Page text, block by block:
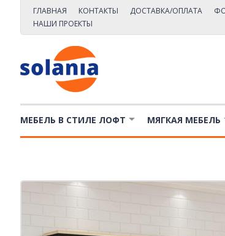
ГЛАВНАЯ КОНТАКТЫ ДОСТАВКА/ОПЛАТА
НАШИ ПРОЕКТЫ
МЕБЕЛЬ В СТИЛЕ ЛОФТ МЯГКАЯ МЕБЕЛЬ